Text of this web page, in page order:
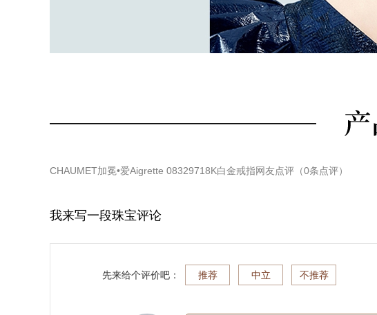
CHAUMET加冕•爱Aigrette 08329718K白金戒指网友点评（0条点评）
我来写一段珠宝评论
先来给个评价吧： 推荐 中立 不推荐